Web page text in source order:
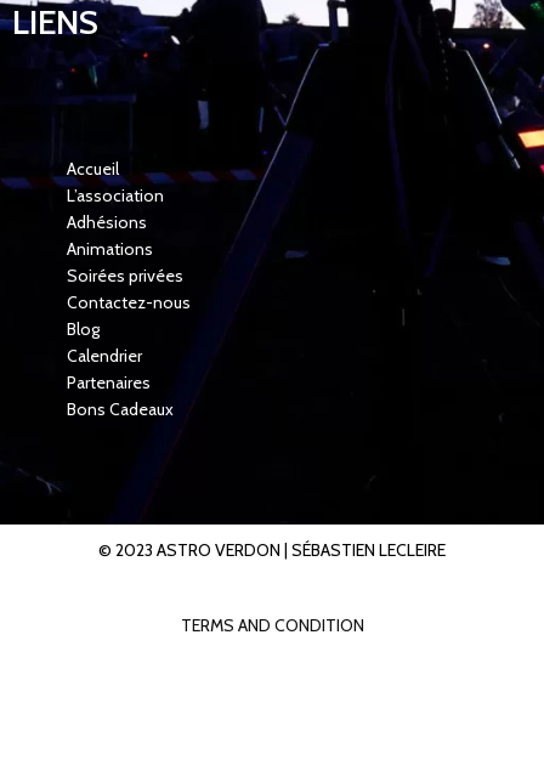
LIENS
Accueil
L’association
Adhésions
Animations
Soirées privées
Contactez-nous
Blog
Calendrier
Partenaires
Bons Cadeaux
© 2023 ASTRO VERDON | SÉBASTIEN LECLEIRE
TERMS AND CONDITION